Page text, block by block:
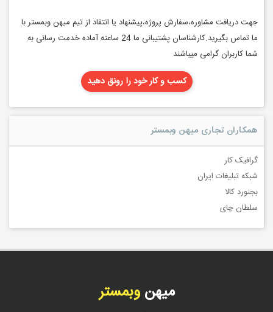
جهت دریافت مشاوره،سفارش پروژه،پیشنهاد یا انتقاد از تیم میهن وبمستر با
ما تماس بگیرید.کارشناسان پشتیبانی ما 24 ساعته آماده خدمت رسانی به
شما کاربران گرامی میباشند
کسب و کار خود را رونق دهید
همکاران تجاری میهن وبمستر
گرافیک کار
شبکه تبلیغات ایران
بجنورد کالا
سلطان چای
میهنوبمستر